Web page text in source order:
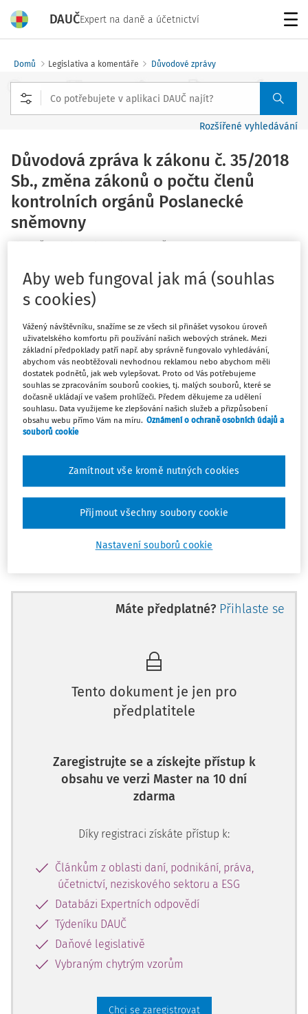
DAUČExpert na daně a účetnictví
Domů Legislativa a komentáře Důvodové zprávy
Rozšířené vyhledávání
Důvodová zpráva k zákonu č. 35/2018
Sb., změna zákonů o počtu členů
kontrolních orgánů Poslanecké
sněmovny
Související dokumenty (9)
Obecná část
A. Název a účel zákona
Návrh zákona o změně některých zákonů upravujících
počet členů zvláštních kontrolních orgánů Poslanecké
sněmovny.
Účelem návrhu zákona je upravit způsob kontroly
vykonávané Poslaneckou sněmovnou prostřednictvím
zvláštních zákonů.
B. Zhodnocení platného právního stavu
Poslanecká sněmovna Parlamentu České republiky (dále
jen "Poslanecká sněmovna") je v současné době
oprávněna vykonávat na základě zvláštních zákonů
které jsou natolik specifické a citlivé, že jejich protiprávní
výkon by mohl zasáhnout do ústavně garantovaných práv
informacemi a kontrolu činnosti Finančního analytického
úřadu a Národního úřadu pro kybernetickou a informační
K tomuto účelu Poslanecká sněmovna zřizuje zvláštní
jednotně. Některé zákony upravující výše uvedenou
kontrolu stanoví konkrétní počet čle
Máte předplatné? Přihlaste se
Tento dokument je jen pro
předplatitele
Zaregistrujte se a získejte přístup k
obsahu ve verzi Master na 10 dní
zdarma
Díky registraci získáte přístup k:
Článkům z oblasti daní, podnikání, práva,
účetnictví, neziskového sektoru a ESG
Databázi Expertních odpovědí
Týdeníku DAUČ
Daňové legislativě
Vybraným chytrým vzorům
Chci se zaregistrovat
Aby web fungoval jak má (souhlas
s cookies)
Vážený návštěvníku, snažíme se ze všech sil přinášet vysokou úroveň
uživatelského komfortu při používání našich webových stránek. Mezi
základní předpoklady patří např. aby správně fungovalo vyhledávání,
abychom vás neobtěžovali nevhodnou reklamou nebo abychom měli
dostatek podnětů, jak web vylepšovat. Proto od Vás potřebujeme
souhlas se zpracováním souborů cookies, tj. malých souborů, které se
dočasně ukládají ve vašem prohlížeči. Předem děkujeme za udělení
souhlasu. Data využijeme ke zlepšování našich služeb a přizpůsobení
obsahu webu přímo Vám na míru. Oznámení o ochraně osobních údajů a
souborů cookie
Nastavení souborů cookie
Zamítnout vše kromě nutných cookies
Přijmout všechny soubory cookie